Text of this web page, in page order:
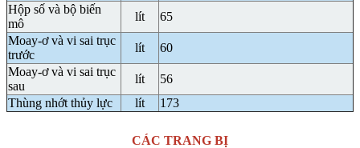
Hộp số và bộ biến
mô
lít
65
Moay-ơ và vi sai trục
trước
lít
60
Moay-ơ và vi sai trục
sau
lít
56
Thùng nhớt thủy lực
lít 173
CÁC TRANG BỊ